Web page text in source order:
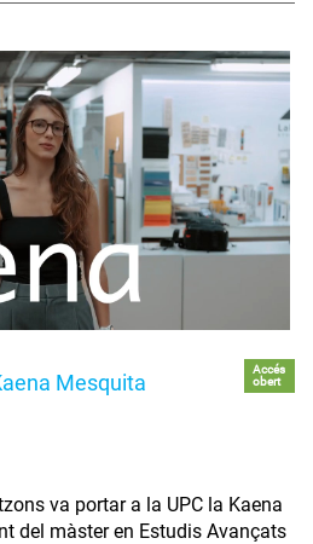
Mesquita
Accés
obert
va portar a la UPC la Kaena
del màster en Estudis Avançats